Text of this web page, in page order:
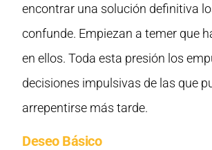
encontrar una solución definitiva
confunde. Empiezan a temer que
en ellos. Toda esta presión los
decisiones impulsivas de las que
arrepentirse más tarde.
Deseo Básico